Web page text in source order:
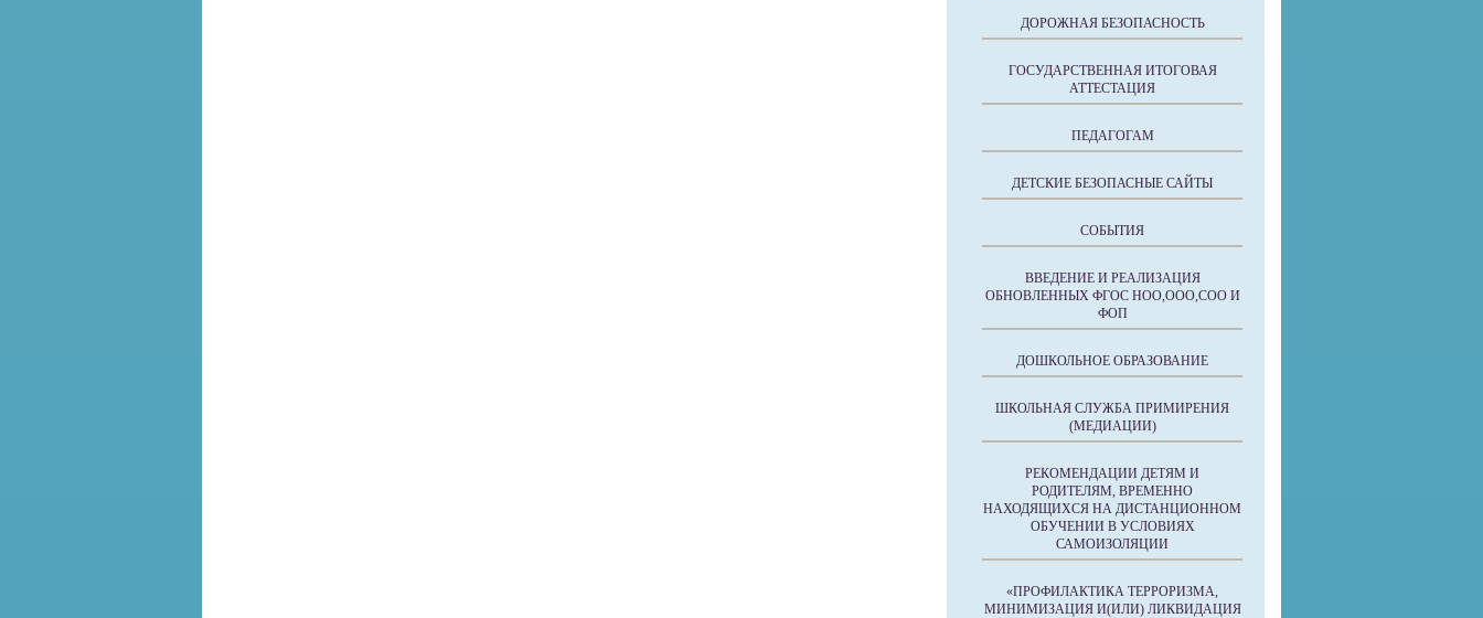
ДОРОЖНАЯ БЕЗОПАСНОСТЬ
ГОСУДАРСТВЕННАЯ ИТОГОВАЯ
АТТЕСТАЦИЯ
ПЕДАГОГАМ
ДЕТСКИЕ БЕЗОПАСНЫЕ САЙТЫ
СОБЫТИЯ
ВВЕДЕНИЕ И РЕАЛИЗАЦИЯ
ОБНОВЛЕННЫХ ФГОС НОО,ООО,СОО И
ФОП
ДОШКОЛЬНОЕ ОБРАЗОВАНИЕ
ШКОЛЬНАЯ СЛУЖБА ПРИМИРЕНИЯ
(МЕДИАЦИИ)
РЕКОМЕНДАЦИИ ДЕТЯМ И
РОДИТЕЛЯМ, ВРЕМЕННО
НАХОДЯЩИХСЯ НА ДИСТАНЦИОННОМ
ОБУЧЕНИИ В УСЛОВИЯХ
САМОИЗОЛЯЦИИ
«ПРОФИЛАКТИКА ТЕРРОРИЗМА,
МИНИМИЗАЦИЯ И(ИЛИ) ЛИКВИДАЦИЯ